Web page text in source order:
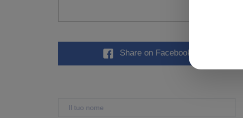
Share on Facebook